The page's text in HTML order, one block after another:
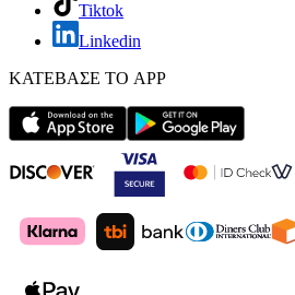
Tiktok
Linkedin
ΚΑΤΕΒΑΣΕ ΤΟ APP